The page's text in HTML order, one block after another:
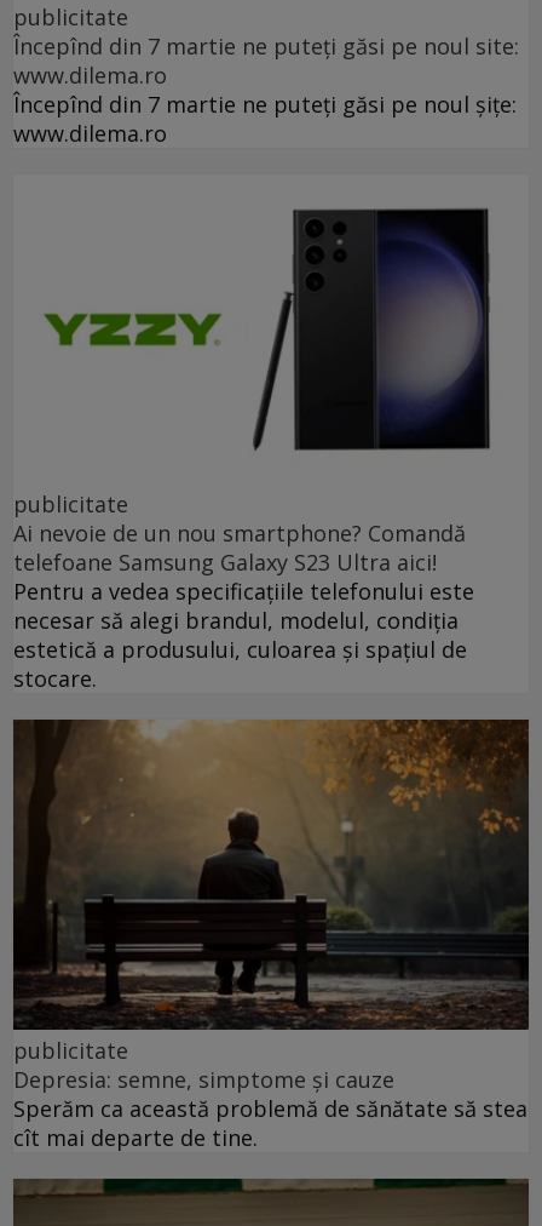
publicitate
Începînd din 7 martie ne puteți găsi pe noul site:
www.dilema.ro
Începînd din 7 martie ne puteți găsi pe noul șițe:
www.dilema.ro
publicitate
Ai nevoie de un nou smartphone? Comandă
telefoane Samsung Galaxy S23 Ultra aici!
Pentru a vedea specificațiile telefonului este
necesar să alegi brandul, modelul, condiția
estetică a produsului, culoarea și spațiul de
stocare.
publicitate
Depresia: semne, simptome și cauze
Sperăm ca această problemă de sănătate să stea
cît mai departe de tine.